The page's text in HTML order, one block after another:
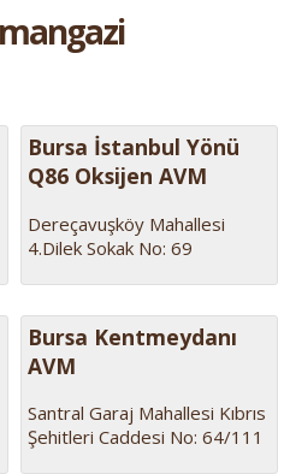
Bursa İstanbul Yönü
Q86 Oksijen AVM
Dereçavuşköy Mahallesi
4.Dilek Sokak No: 69
Bursa Kentmeydanı
AVM
Santral Garaj Mahallesi Kıbrıs
Şehitleri Caddesi No: 64/111